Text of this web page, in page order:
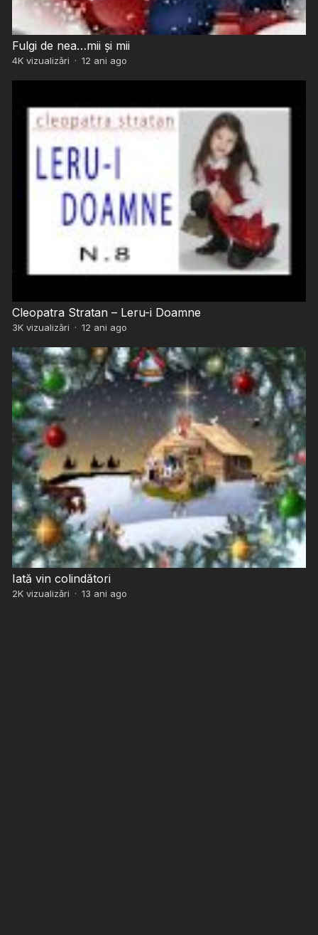
Fulgi de nea…mii și mii
4Kvizualizări · 12 ani ago
Cleopatra Stratan – Leru-i Doamne
3Kvizualizări · 12 ani ago
Iată vin colindători
2Kvizualizări · 13 ani ago